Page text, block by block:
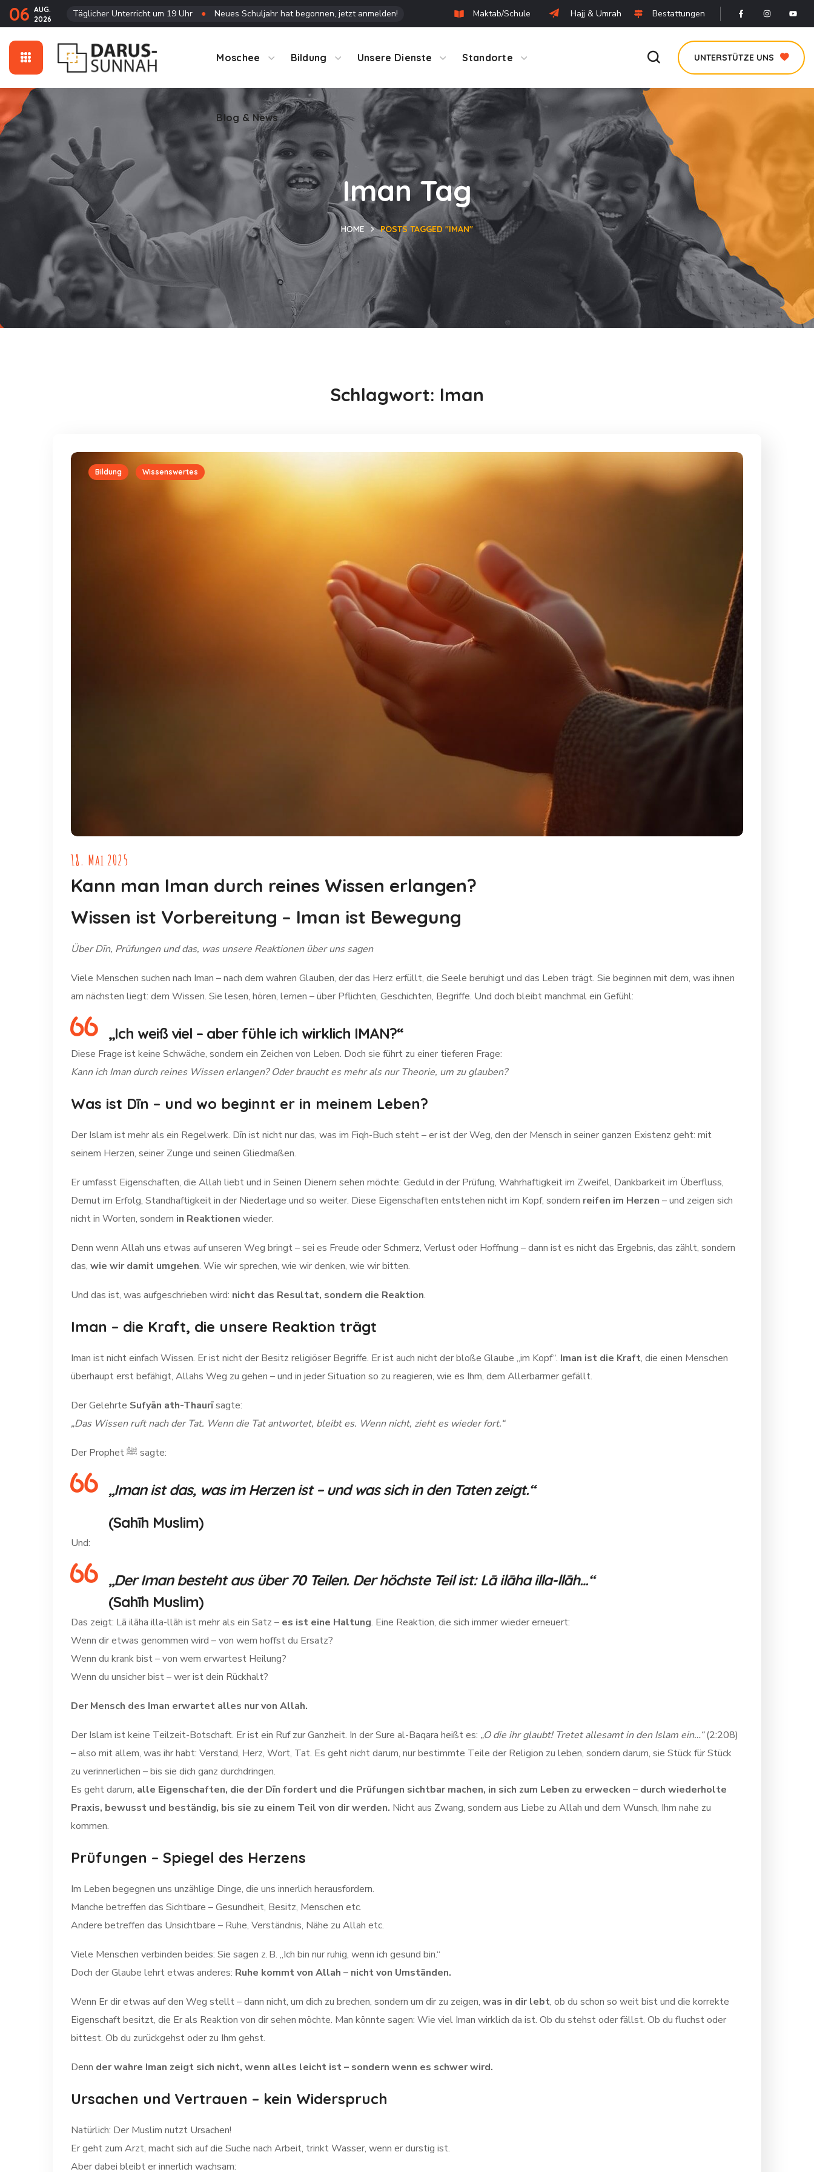
06 AUG.
2026
Täglicher Unterricht um 19 Uhr ● Neues Schuljahr hat begonnen, jetzt anmelden! Maktab/Schule Hajj & Umrah Bestattungen
Moschee Bildung Unsere Dienste Standorte
Blog & News
UNTERSTÜTZE UNS
Blog & News
Iman Tag
HOME POSTS TAGGED "IMAN"
Schlagwort: Iman
Bildung Wissenswertes
18. Mai 2025
Kann man Iman durch reines Wissen erlangen?
Wissen ist Vorbereitung – Iman ist Bewegung
Über Dīn, Prüfungen und das, was unsere Reaktionen über uns sagen
Viele Menschen suchen nach Iman – nach dem wahren Glauben, der das Herz erfüllt, die Seele beruhigt und das Leben trägt. Sie beginnen mit dem, was ihnen
am nächsten liegt: dem Wissen. Sie lesen, hören, lernen – über Pflichten, Geschichten, Begriffe. Und doch bleibt manchmal ein Gefühl:
„Ich weiß viel – aber fühle ich wirklich IMAN?“
Diese Frage ist keine Schwäche, sondern ein Zeichen von Leben. Doch sie führt zu einer tieferen Frage:
Kann ich Iman durch reines Wissen erlangen? Oder braucht es mehr als nur Theorie, um zu glauben?
Was ist Dīn – und wo beginnt er in meinem Leben?
Der Islam ist mehr als ein Regelwerk. Dīn ist nicht nur das, was im Fiqh-Buch steht – er ist der Weg, den der Mensch in seiner ganzen Existenz geht: mit
seinem Herzen, seiner Zunge und seinen Gliedmaßen.
Er umfasst Eigenschaften, die Allah liebt und in Seinen Dienern sehen möchte: Geduld in der Prüfung, Wahrhaftigkeit im Zweifel, Dankbarkeit im Überfluss,
Demut im Erfolg, Standhaftigkeit in der Niederlage und so weiter. Diese Eigenschaften entstehen nicht im Kopf, sondern reifen im Herzen – und zeigen sich
nicht in Worten, sondern in Reaktionen wieder.
Denn wenn Allah uns etwas auf unseren Weg bringt – sei es Freude oder Schmerz, Verlust oder Hoffnung – dann ist es nicht das Ergebnis, das zählt, sondern
das, wie wir damit umgehen. Wie wir sprechen, wie wir denken, wie wir bitten.
Und das ist, was aufgeschrieben wird: nicht das Resultat, sondern die Reaktion.
Iman – die Kraft, die unsere Reaktion trägt
Iman ist nicht einfach Wissen. Er ist nicht der Besitz religiöser Begriffe. Er ist auch nicht der bloße Glaube „im Kopf“. Iman ist die Kraft, die einen Menschen
überhaupt erst befähigt, Allahs Weg zu gehen – und in jeder Situation so zu reagieren, wie es Ihm, dem Allerbarmer gefällt.
Der Gelehrte Sufyān ath-Thaurīsagte:
„Das Wissen ruft nach der Tat. Wenn die Tat antwortet, bleibt es. Wenn nicht, zieht es wieder fort.“
Der Prophet ﷺ sagte:
„Iman ist das, was im Herzen ist – und was sich in den Taten zeigt.“
(Sahīh Muslim)
Und:
„Der Iman besteht aus über 70 Teilen. Der höchste Teil ist: Lā ilāha illa-llāh…“
(Sahīh Muslim)
Das zeigt: Lā ilāha illa-llāh ist mehr als ein Satz – es ist eine Haltung. Eine Reaktion, die sich immer wieder erneuert:
Wenn dir etwas genommen wird – von wem hoffst du Ersatz?
Wenn du krank bist – von wem erwartest Heilung?
Wenn du unsicher bist – wer ist dein Rückhalt?
Der Mensch des Iman erwartet alles nur von Allah.
Der Islam ist keine Teilzeit-Botschaft. Er ist ein Ruf zur Ganzheit. In der Sure al-Baqara heißt es: „O die ihr glaubt! Tretet allesamt in den Islam ein…“(2:208)
– also mit allem, was ihr habt: Verstand, Herz, Wort, Tat. Es geht nicht darum, nur bestimmte Teile der Religion zu leben, sondern darum, sie Stück für Stück
zu verinnerlichen – bis sie dich ganz durchdringen.
Es geht darum, alle Eigenschaften, die der Dīn fordert und die Prüfungen sichtbar machen, in sich zum Leben zu erwecken – durch wiederholte
Praxis, bewusst und beständig, bis sie zu einem Teil von dir werden. Nicht aus Zwang, sondern aus Liebe zu Allah und dem Wunsch, Ihm nahe zu
kommen.
Prüfungen – Spiegel des Herzens
Im Leben begegnen uns unzählige Dinge, die uns innerlich herausfordern.
Manche betreffen das Sichtbare – Gesundheit, Besitz, Menschen etc.
Andere betreffen das Unsichtbare – Ruhe, Verständnis, Nähe zu Allah etc.
Viele Menschen verbinden beides: Sie sagen z. B. „Ich bin nur ruhig, wenn ich gesund bin.“
Doch der Glaube lehrt etwas anderes: Ruhe kommt von Allah – nicht von Umständen.
Wenn Er dir etwas auf den Weg stellt – dann nicht, um dich zu brechen, sondern um dir zu zeigen, was in dir lebt, ob du schon so weit bist und die korrekte
Eigenschaft besitzt, die Er als Reaktion von dir sehen möchte. Man könnte sagen: Wie viel Iman wirklich da ist. Ob du stehst oder fällst. Ob du fluchst oder
bittest. Ob du zurückgehst oder zu Ihm gehst.
Denn der wahre Iman zeigt sich nicht, wenn alles leicht ist – sondern wenn es schwer wird.
Ursachen und Vertrauen – kein Widerspruch
Natürlich: Der Muslim nutzt Ursachen!
Er geht zum Arzt, macht sich auf die Suche nach Arbeit, trinkt Wasser, wenn er durstig ist.
Aber dabei bleibt er innerlich wachsam: